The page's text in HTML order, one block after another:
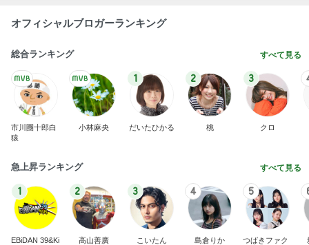
オフィシャルブロガーランキング
総合ランキング すべて見る
市川團十郎白
猿
小林麻央
1
だいたひかる
2
桃
3
クロ
急上昇ランキング すべて見る
1
EBiDAN 39&Ki
2
高山善廣
3
こいたん
4
島倉りか
5
つばきファク